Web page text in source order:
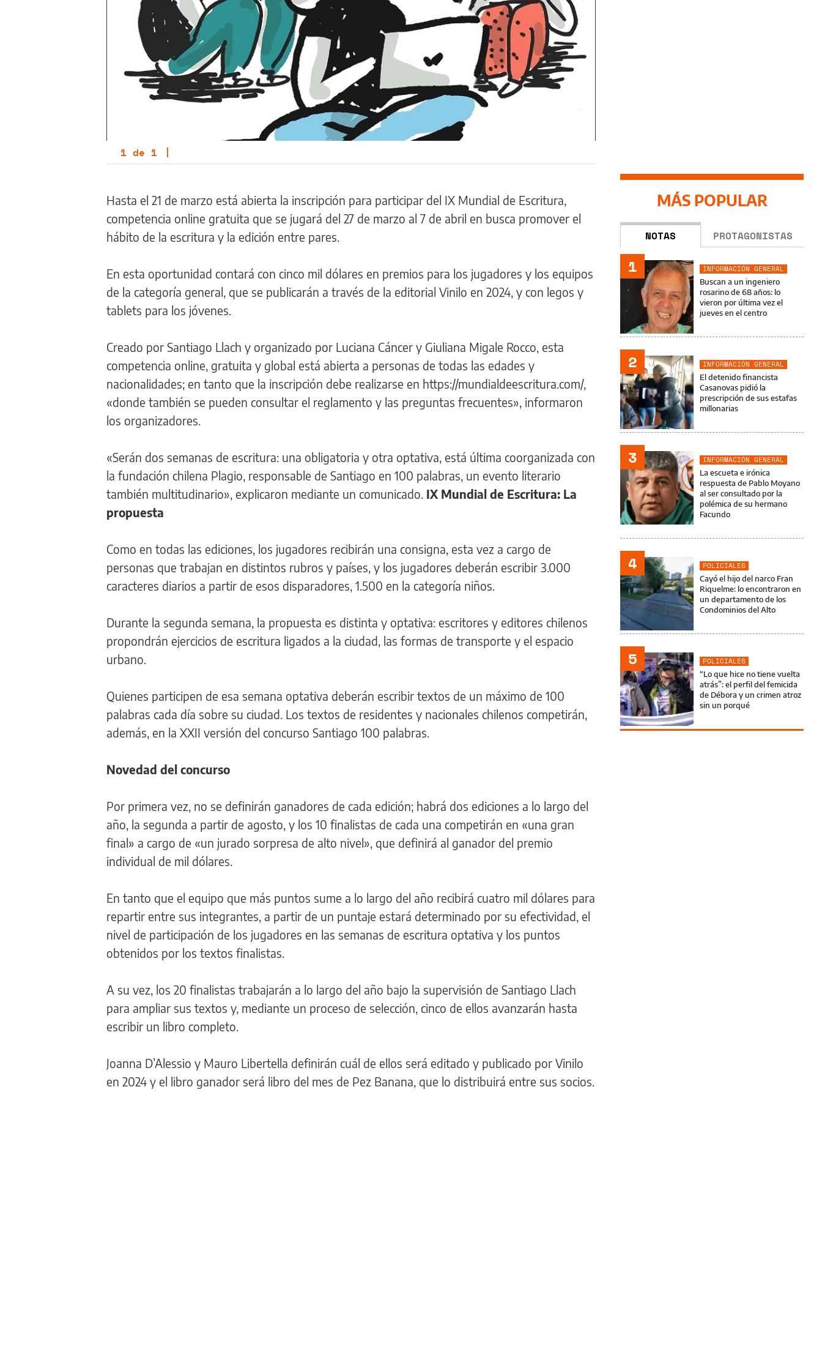
1 de 1 |
Hasta el 21 de marzo está abierta la inscripción para participar del IX Mundial de Escritura,
competencia online gratuita que se jugará del 27 de marzo al 7 de abril en busca promover el
hábito de la escritura y la edición entre pares.
En esta oportunidad contará con cinco mil dólares en premios para los jugadores y los equipos
de la categoría general, que se publicarán a través de la editorial Vinilo en 2024, y con legos y
tablets para los jóvenes.
Creado por Santiago Llach y organizado por Luciana Cáncer y Giuliana Migale Rocco, esta
competencia online, gratuita y global está abierta a personas de todas las edades y
nacionalidades; en tanto que la inscripción debe realizarse en https://mundialdeescritura.com/,
«donde también se pueden consultar el reglamento y las preguntas frecuentes», informaron
los organizadores.
«Serán dos semanas de escritura: una obligatoria y otra optativa, está última coorganizada con
la fundación chilena Plagio, responsable de Santiago en 100 palabras, un evento literario
también multitudinario», explicaron mediante un comunicado. IX Mundial de Escritura: La
propuesta
Como en todas las ediciones, los jugadores recibirán una consigna, esta vez a cargo de
personas que trabajan en distintos rubros y países, y los jugadores deberán escribir 3.000
caracteres diarios a partir de esos disparadores, 1.500 en la categoría niños.
Durante la segunda semana, la propuesta es distinta y optativa: escritores y editores chilenos
propondrán ejercicios de escritura ligados a la ciudad, las formas de transporte y el espacio
urbano.
Quienes participen de esa semana optativa deberán escribir textos de un máximo de 100
palabras cada día sobre su ciudad. Los textos de residentes y nacionales chilenos competirán,
además, en la XXII versión del concurso Santiago 100 palabras.
Novedad del concurso
Por primera vez, no se definirán ganadores de cada edición; habrá dos ediciones a lo largo del
año, la segunda a partir de agosto, y los 10 finalistas de cada una competirán en «una gran
final» a cargo de «un jurado sorpresa de alto nivel», que definirá al ganador del premio
individual de mil dólares.
En tanto que el equipo que más puntos sume a lo largo del año recibirá cuatro mil dólares para
repartir entre sus integrantes, a partir de un puntaje estará determinado por su efectividad, el
nivel de participación de los jugadores en las semanas de escritura optativa y los puntos
obtenidos por los textos finalistas.
A su vez, los 20 finalistas trabajarán a lo largo del año bajo la supervisión de Santiago Llach
para ampliar sus textos y, mediante un proceso de selección, cinco de ellos avanzarán hasta
escribir un libro completo.
Joanna D’Alessio y Mauro Libertella definirán cuál de ellos será editado y publicado por Vinilo
en 2024 y el libro ganador será libro del mes de Pez Banana, que lo distribuirá entre sus socios.
MÁS POPULAR
NOTAS PROTAGONISTAS
1
INFORMACIÓN GENERAL
Buscan a un ingeniero
rosarino de 68 años: lo
vieron por última vez el
jueves en el centro
2
INFORMACIÓN GENERAL
El detenido financista
Casanovas pidió la
prescripción de sus estafas
millonarias
3
INFORMACIÓN GENERAL
La escueta e irónica
respuesta de Pablo Moyano
al ser consultado por la
polémica de su hermano
Facundo
4
POLICIALES
Cayó el hijo del narco Fran
Riquelme: lo encontraron en
un departamento de los
Condominios del Alto
5
POLICIALES
“Lo que hice no tiene vuelta
atrás”: el perfil del femicida
de Débora y un crimen atroz
sin un porqué